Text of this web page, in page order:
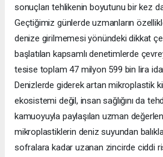
sonuçları tehlikenin boyutunu bir kez
Geçtiğimiz günlerde uzmanların
denize girilmemesi yönündeki dikkat
başlatılan kapsamlı denetimlerde
tesise toplam 47 milyon 599 bin lira
Denizlerde giderek artan mikroplastik
ekosistemi değil, insan sağlığını da
kamuoyuyla paylaşılan uzman
mikroplastiklerin deniz suyundan
sofralara kadar uzanan zincirde ciddi